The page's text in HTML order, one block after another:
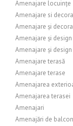
Amenajare locuințe
Amenajare si
Amenajare și
Amenajare și
Amenajare și
Amenajare terasă
Amenajare terase
Amenajarea
Amenajarea terasei
Amenajari
Amenajări de balcon